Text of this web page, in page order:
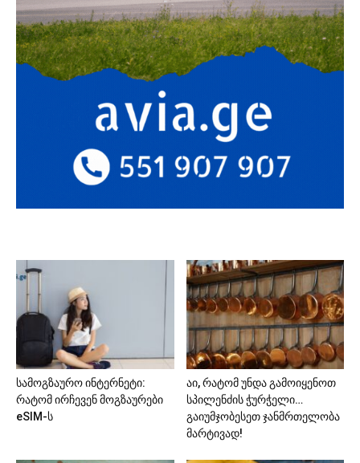
სამოგზაურო ინტერნეტი:
რატომ ირჩევენ მოგზაურები
eSIM-ს
აი, რატომ უნდა გამოიყენოთ
სპილენძის ჭურჭელი…
გაიუმჯობესეთ ჯანმრთელობა
მარტივად!